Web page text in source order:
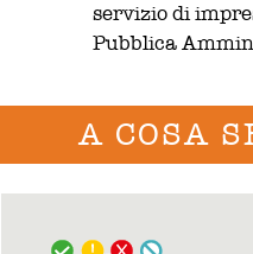
servizio di
Pubblica
A COSA